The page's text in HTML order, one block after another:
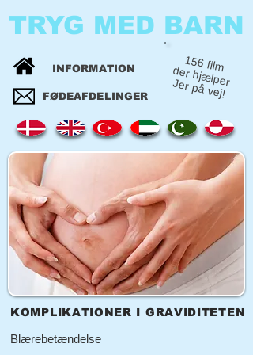
TRYG MED BARN
INFORMATION
FØDEAFDELINGER
156 film
der hjælper
Jer på vej!
KOMPLIKATIONER I GRAVIDITETEN
Blærebetændelse